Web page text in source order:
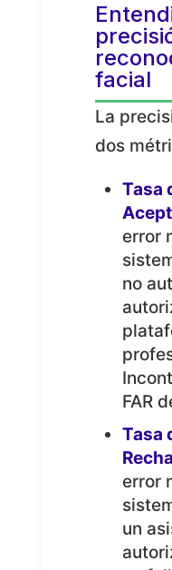
facial
La
dos
Tasa
error
no
FAR
Tasa
error
un